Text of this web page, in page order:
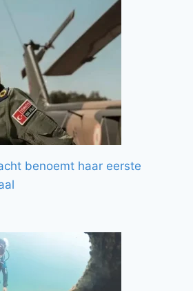
benoemt haar eerste